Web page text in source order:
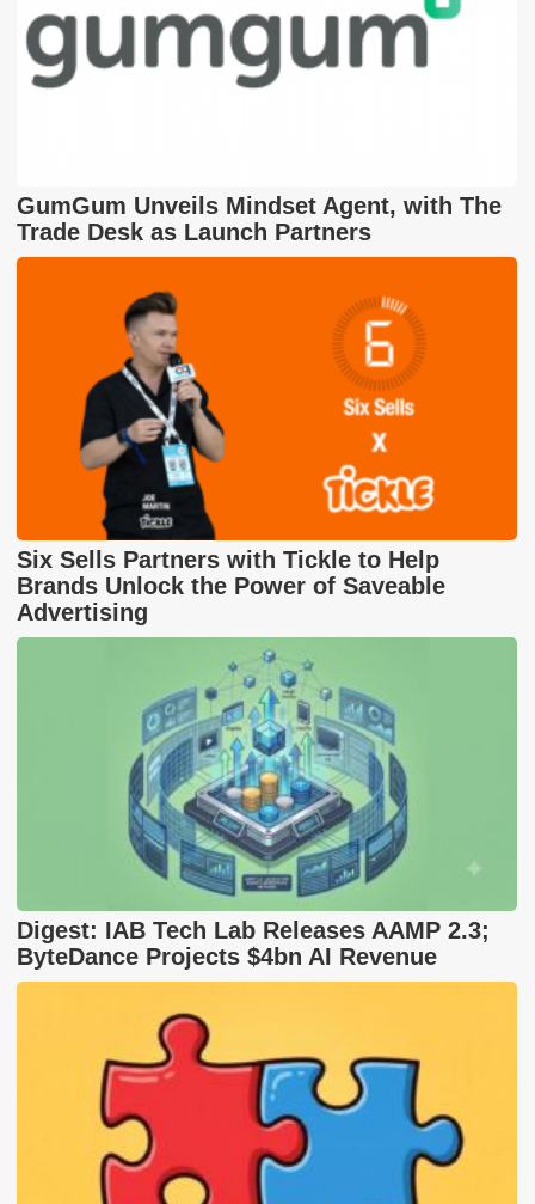
GumGum Unveils Mindset Agent, with The
Trade Desk as Launch Partners
Six Sells Partners with Tickle to Help
Brands Unlock the Power of Saveable
Advertising
Digest: IAB Tech Lab Releases AAMP 2.3;
ByteDance Projects $4bn AI Revenue